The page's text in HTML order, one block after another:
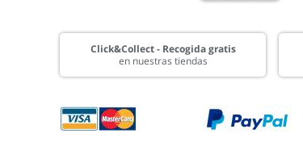
Click&Collect - Recogida gratis
en nuestras tiendas